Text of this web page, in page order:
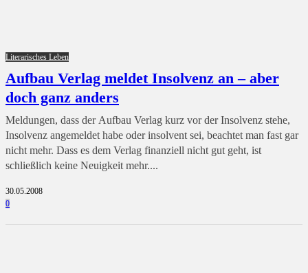
Literarisches Leben
Aufbau Verlag meldet Insolvenz an – aber
doch ganz anders
Meldungen, dass der Aufbau Verlag kurz vor der Insolvenz stehe,
Insolvenz angemeldet habe oder insolvent sei, beachtet man fast gar
nicht mehr. Dass es dem Verlag finanziell nicht gut geht, ist
schließlich keine Neuigkeit mehr....
30.05.2008
0